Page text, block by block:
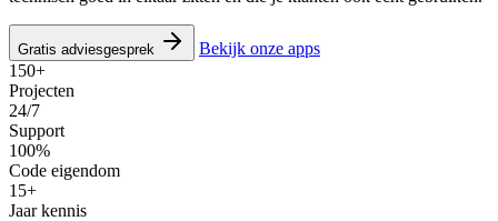
Gratis adviesgesprek
Bekijk onze apps
150+
Projecten
24/7
Support
100%
Code eigendom
15+
Jaar kennis